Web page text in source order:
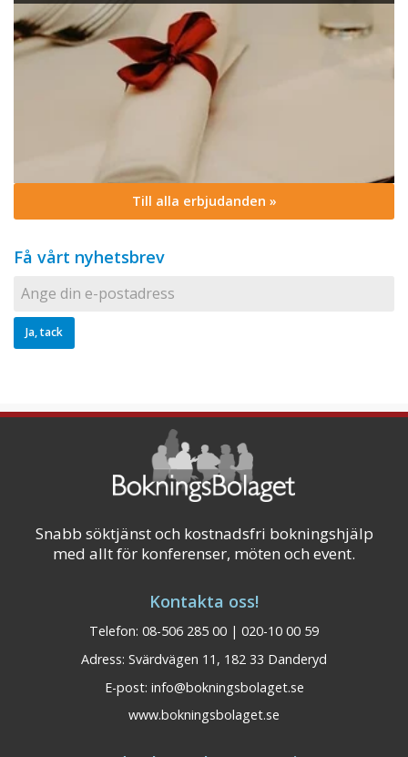
Till alla erbjudanden »
Få vårt nyhetsbrev
Snabb söktjänst och kostnadsfri bokningshjälp
med allt för konferenser, möten och event.
Kontakta oss!
Telefon: 08-506 285 00 | 020-10 00 59
Adress: Svärdvägen 11, 182 33 Danderyd
E-post: info@bokningsbolaget.se
www.bokningsbolaget.se